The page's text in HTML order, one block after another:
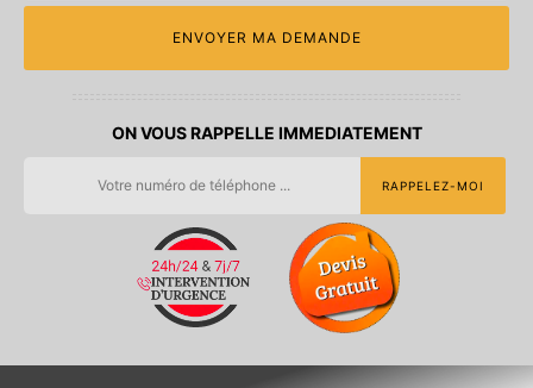
ON VOUS RAPPELLE IMMEDIATEMENT